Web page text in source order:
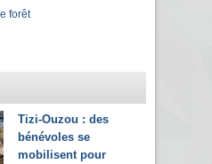
forêt
Tizi-Ouzou : des
bénévoles se
mobilisent pour